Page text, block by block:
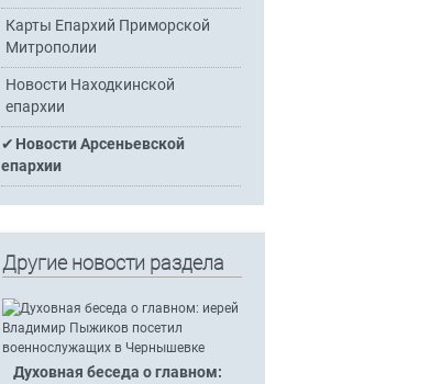
Карты Епархий Приморской
Митрополии
Новости Находкинской
епархии
Новости Арсеньевской
епархии
Другие новости раздела
Духовная беседа о главном: